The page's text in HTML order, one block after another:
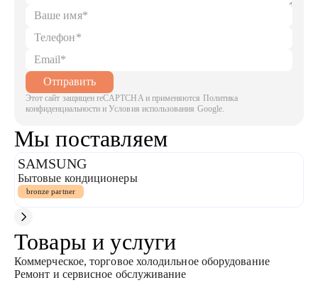
Отправить
Этот сайт защищен reCAPTCHA и применяются Политика
конфиденциальности и Условия использования Google.
Мы поставляем
SAMSUNG
Бытовые кондиционеры
bronze partner
Товары и услуги
Коммерческое, торговое холодильное оборудование
Ремонт и сервисное обслуживание